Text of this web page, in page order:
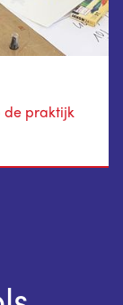
de praktijk